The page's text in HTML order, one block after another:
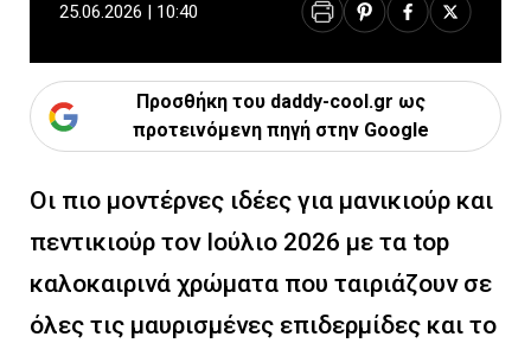
25.06.2026 | 10:40
Προσθήκη του daddy-cool.gr ως
προτεινόμενη πηγή στην Google
Οι πιο μοντέρνες ιδέες για μανικιούρ και
πεντικιούρ τον Ιούλιο 2026 με τα top
καλοκαιρινά χρώματα που ταιριάζουν σε
όλες τις μαυρισμένες επιδερμίδες και το